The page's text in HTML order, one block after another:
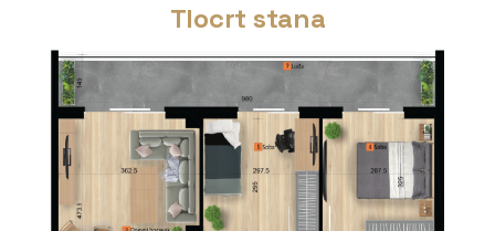
Tlocrt stana